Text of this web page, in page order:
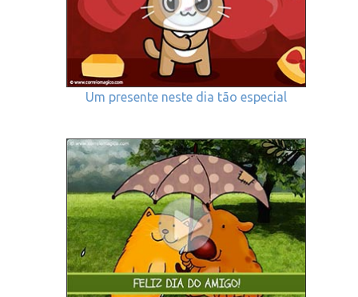
Um presente neste dia tão especial